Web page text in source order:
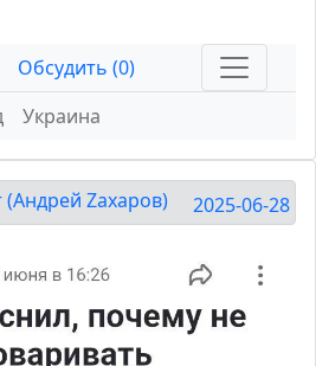
Обсудить (0)
Украина
Zахаров) 2025-06-28